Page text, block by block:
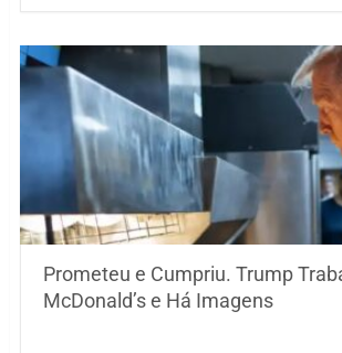
Prometeu e Cumpriu. Trump
McDonald’s e Há Imagens